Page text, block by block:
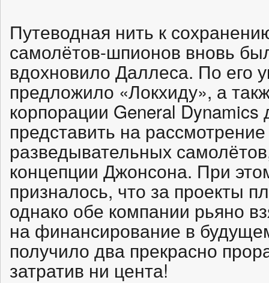
Путеводная нить к
самолётов-шпионов вновь
вдохновило Даллеса. По его
предложило «Локхиду», а
корпорации General Dynamics
представить на
разведывательных
концепции Джонсона. При
призналось, что за проекты
однако обе компании рьяно
на финансирование в
получило два прекрасно
затратив ни цента!